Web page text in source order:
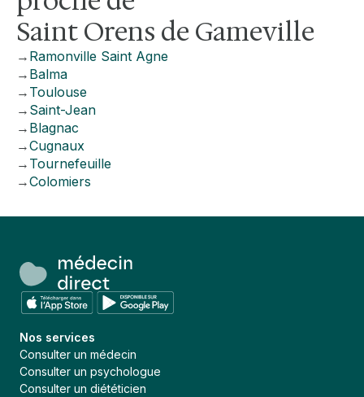
Saint Orens de Gameville
→ Ramonville Saint Agne
→ Balma
→ Toulouse
→ Saint-Jean
→ Blagnac
→Cugnaux
→ Tournefeuille
→Colomiers
Nos services
Consulter un médecin
Consulter un psychologue
Consulter un diététicien